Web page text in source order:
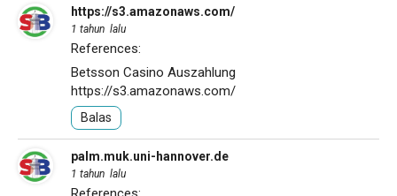
https://s3.amazonaws.com/
1 tahun lalu
References:
Betsson Casino Auszahlung
https://s3.amazonaws.com/
Balas
palm.muk.uni-hannover.de
1 tahun lalu